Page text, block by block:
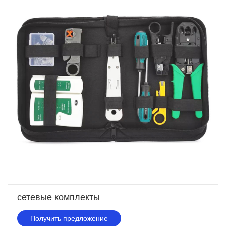
сетевые комплекты
Получить предложение